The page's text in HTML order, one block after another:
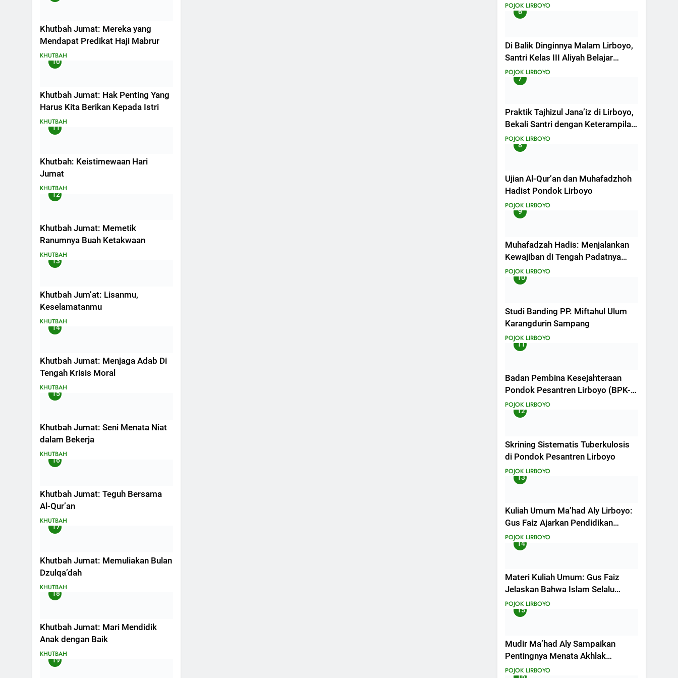
Khutbah Jumat: Mereka yang
Mendapat Predikat Haji Mabrur
KHUTBAH
10
Khutbah Jumat: Hak Penting Yang
Harus Kita Berikan Kepada Istri
KHUTBAH
11
Khutbah: Keistimewaan Hari
Jumat
KHUTBAH
12
Khutbah Jumat: Memetik
Ranumnya Buah Ketakwaan
KHUTBAH
13
Khutbah Jum’at: Lisanmu,
Keselamatanmu
KHUTBAH
14
Khutbah Jumat: Menjaga Adab Di
Tengah Krisis Moral
KHUTBAH
15
Khutbah Jumat: Seni Menata Niat
dalam Bekerja
KHUTBAH
16
Khutbah Jumat: Teguh Bersama
Al-Qur’an
KHUTBAH
17
Khutbah Jumat: Memuliakan Bulan
Dzulqa’dah
KHUTBAH
18
Khutbah Jumat: Mari Mendidik
Anak dengan Baik
KHUTBAH
19
Siswa III Aliyah
POJOK LIRBOYO
6
Di Balik Dinginnya Malam Lirboyo,
Santri Kelas III Aliyah Belajar
Praktik Tajhizul Janaiz
POJOK LIRBOYO
7
Praktik Tajhizul Jana’iz di Lirboyo,
Bekali Santri dengan Keterampilan
Merawat Jenazah
POJOK LIRBOYO
8
Ujian Al-Qur’an dan Muhafadzhoh
Hadist Pondok Lirboyo
POJOK LIRBOYO
9
Muhafadzah Hadis: Menjalankan
Kewajiban di Tengah Padatnya
Aktivitas
POJOK LIRBOYO
10
Studi Banding PP. Miftahul Ulum
Karangdurin Sampang
POJOK LIRBOYO
11
Badan Pembina Kesejahteraan
Pondok Pesantren Lirboyo (BPK-
P2L) Berganti Nama Majelis
Pembina Pondok Pesantren
POJOK LIRBOYO
12
Skrining Sistematis Tuberkulosis
di Pondok Pesantren Lirboyo
POJOK LIRBOYO
13
Kuliah Umum Ma’had Aly Lirboyo:
Gus Faiz Ajarkan Pendidikan
Berkarakter
POJOK LIRBOYO
14
Materi Kuliah Umum: Gus Faiz
Jelaskan Bahwa Islam Selalu
Relevan dengan Zaman
POJOK LIRBOYO
15
Mudir Ma’had Aly Sampaikan
Pentingnya Menata Akhlak
Sebelum Terjun di Masyarakat
POJOK LIRBOYO